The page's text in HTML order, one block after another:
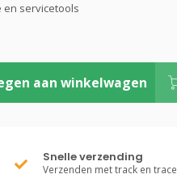
en servicetools
aan winkelwagen
Snelle verzending
Verzenden met track en trace